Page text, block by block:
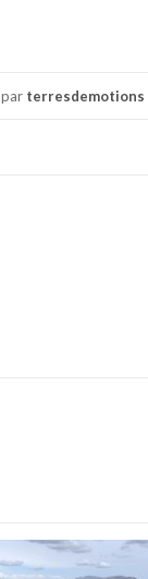
par terresdemotions